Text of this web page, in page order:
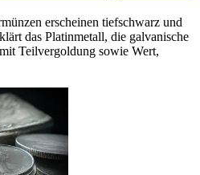
erscheinen tiefschwarz und
das Platinmetall, die galvanische
Teilvergoldung sowie Wert,